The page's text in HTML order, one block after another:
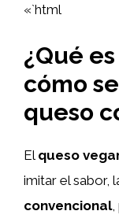
«`html
¿Qué
cómo
queso
El queso
imitar el sabor,
convencional,